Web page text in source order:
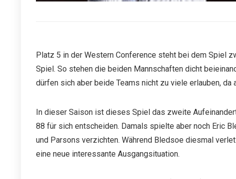
Platz 5 in der Western Conference steht bei dem Spiel
Spiel. So stehen die beiden Mannschaften dicht
dürfen sich aber beide Teams nicht zu viele erlauben,
In dieser Saison ist dieses Spiel das zweite
88 für sich entscheiden. Damals spielte aber noch Eric
und Parsons verzichten. Während Bledsoe diesmal
eine neue interessante Ausgangsituation.